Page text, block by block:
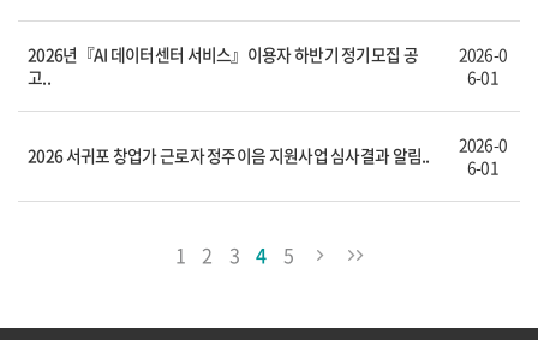
2026년『AI 데이터센터 서비스』이용자 하반기 정기모집 공
고..
2026-0
6-01
2026 서귀포 창업가 근로자 정주이음 지원사업 심사결과 알림..
2026-0
6-01
1 2 3 4 5